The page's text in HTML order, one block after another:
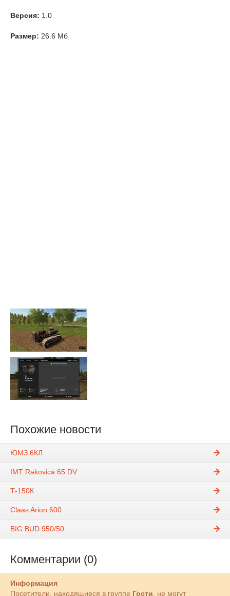
Версия: 1.0
Размер: 26.6 Мб
Похожие новости
ЮМЗ 6КЛ
IMT Rakovica 65 DV
Т-150К
Claas Arion 600
BIG BUD 950/50
Комментарии (0)
Информация
Посетители, находящиеся в группе Гости, не могут